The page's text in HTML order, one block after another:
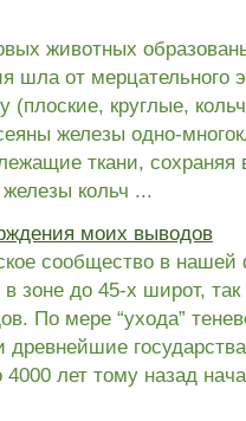
животных
шла от мерцательного
(плоские, круглые,
железы одно-
ткани,
кольч ...
моих выводов
сообщество в
зоне до 45-х широт, так
По мере “ухода”
древнейшие
лет тому назад